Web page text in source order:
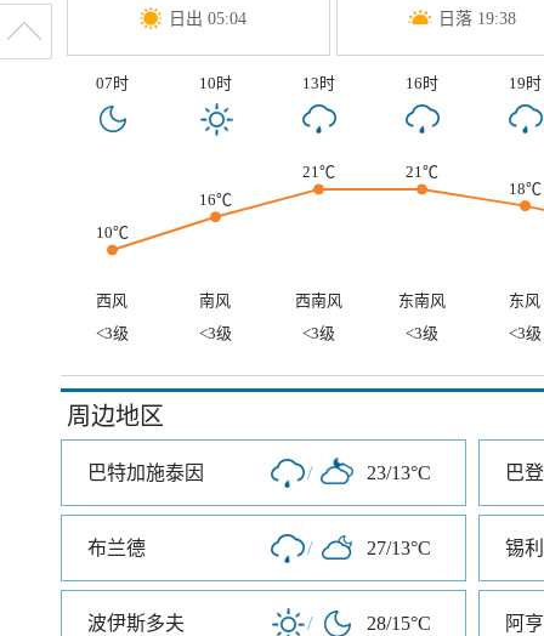
日出 05:04 日落 19:38
07时 10时 13时 16时 19时
10℃
16℃
21℃
21℃
18℃
西风 南风 西南风 东南风
东风
<3级
<3级 <3级 <3级 <3级
周边地区
巴特加施泰因 / 23/13°C 巴登
布兰德 / 27/13°C 锡
波伊斯多夫 / 28/15°C 阿